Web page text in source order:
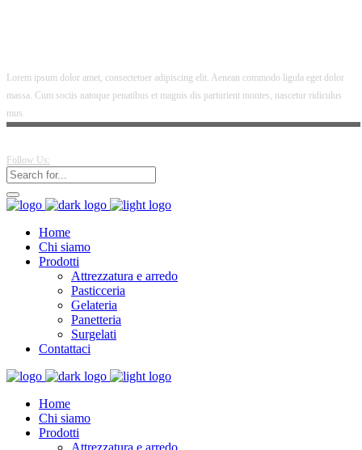
Lorem ipsum dolor amet, consectetuer adipiscing elit. Aenean commodo ligula eget dolor
massa. Cum sociis natoque penatibus et magnis dis parturient montes, nascetur ridiculus
mus.
Follow Us:
Home
Chi siamo
Prodotti
Attrezzatura e arredo
Pasticceria
Gelateria
Panetteria
Surgelati
Contattaci
Home
Chi siamo
Prodotti
Attrezzatura e arredo